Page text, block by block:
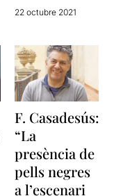
22 octubre 2021
F. Casadesús:
“La
presència de
pells negres
a l’escenari